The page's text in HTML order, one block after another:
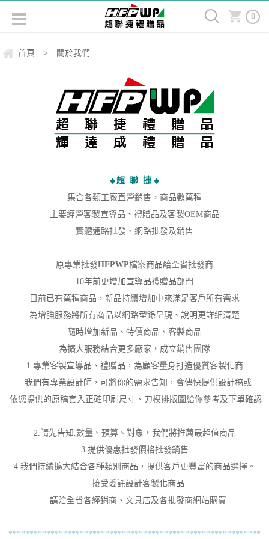
0
首頁 > 關於我們
◆超 聯 捷 ◆
集合各類工廠直營銷售，商品數萬種
主要經營客製宣導品、禮贈品及客製OEM商品
實體通路批發、網路批發及銷售
原專業批發HFPWP檔案商品給全省批發商
10年前更增加宣導品禮贈品部門
目前已有萬種商品，新品持續增加中來滿足客戶所有需求
為增強服務將所有商品以網路型錄呈現、說明更詳細清楚
隨時增加新品、特價商品、客製商品
為擴大服務結合更多廠家，成立銷售團隊
1.專業客製宣導品、禮贈品，為顧客量身打造優質客製化商
我們有專業設計師，可將你的需求告知，會儘快提供設計稿或
依您提供的原稿套入正確印刷尺寸、刀模排版圖給你參考及下單確認
2.請先告知.數量、預算、對象，我們將推薦最超值商品
3.提供優惠批發價格批發銷售
4.我們持續擴大結合各種類別商品，提供客戶更豐富的商品選擇。
接受委託設計客製化商品
請洽全省各經銷商、文具店及各批發商網站購買
************************************************************